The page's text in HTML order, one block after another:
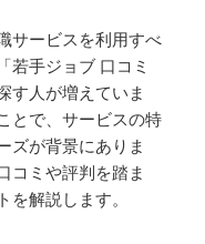
サービスを利用すべ
若手ジョブ 口コミ
す人が増えていま
とで、サービスの特
ズが背景にありま
コミや評判を踏ま
解説します。